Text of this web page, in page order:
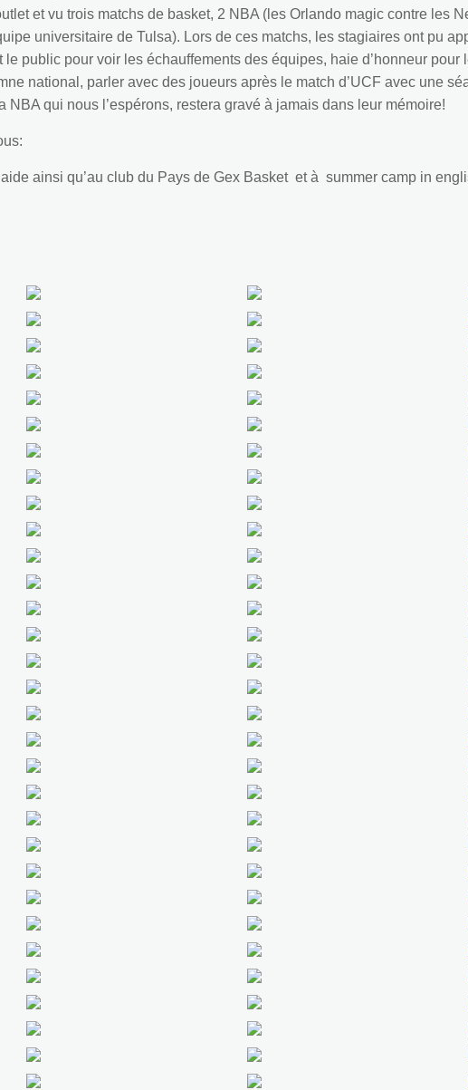
et vu trois matchs de basket, 2 NBA (les Orlando magic contre les
universitaire de Tulsa). Lors de ces matchs, les stagiaires ont pu
public pour voir les échauffements des équipes, haie d’honneur
national, parler avec des joueurs après le match d’UCF avec une
qui nous l’espérons, restera gravé à jamais dans leur mémoire!
ainsi qu’au club du Pays de Gex Basket et à summer camp in